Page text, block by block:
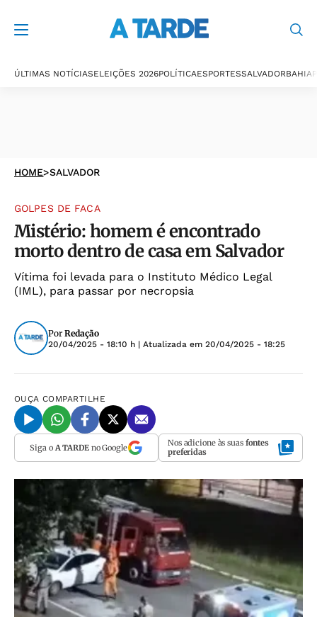
ÚLTIMAS NOTÍCIASELEIÇÕES 2026POLÍTICAESPORTESSALVADORBAHIA
HOME>SALVADOR
GOLPES DE FACA
Mistério: homem é encontrado
morto dentro de casa em Salvador
Vítima foi levada para o Instituto Médico Legal
(IML), para passar por necropsia
Por Redação
20/04/2025 - 18:10 h | Atualizada em 20/04/2025 - 18:25
OUÇA COMPARTILHE
Siga o A TARDEno Google Nos adicione às suas fontes
preferidas